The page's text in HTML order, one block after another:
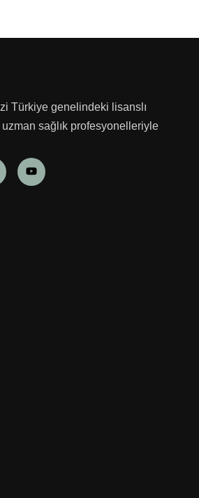
Türkiye genelindeki lisanslı
sağlık profesyonelleriyle